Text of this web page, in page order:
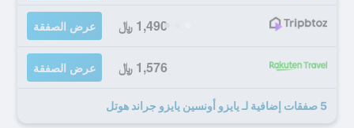
1,490 ﷼ عرض الصفقة
1,576 ﷼ عرض الصفقة
5 صفقات إضافية لـ يايزو أونسين يايزو جراند هوتل